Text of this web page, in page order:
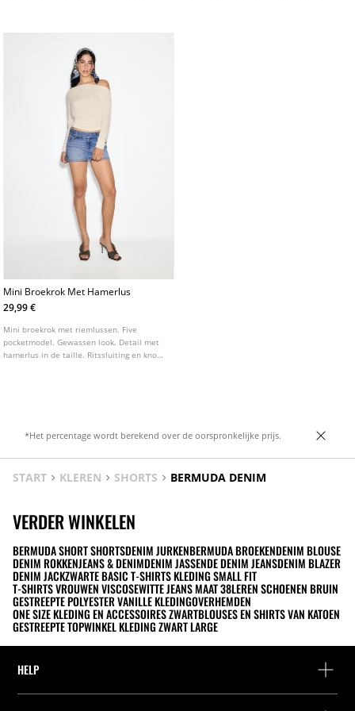
Mini Broekrok Met Hamerlus
29,99 €
Mini broekrok met riemlussen. Five
pocketmodel. Gewassen look. Detail met
hamerlus in de taille. Ritssluiting en knoop
*Het percentage wordt berekend over de oorspronkelijke prijs.
START KLEREN SHORTS BERMUDA DENIM
VERDER WINKELEN
BERMUDA SHORT SHORTSDENIM JURKENBERMUDA BROEKENDENIM BLOUSE
DENIM ROKKENJEANS & DENIMDENIM JASSENDE DENIM JEANSDENIM BLAZER
DENIM JACKZWARTE BASIC T-SHIRTS KLEDING SMALL FIT
T-SHIRTS VROUWEN VISCOSEWITTE JEANS MAAT 38LEREN SCHOENEN BRUIN
GESTREEPTE POLYESTER VANILLE KLEDINGOVERHEMDEN
ONE SIZE KLEDING EN ACCESSOIRES ZWARTBLOUSES EN SHIRTS VAN KATOEN
GESTREEPTE TOPWINKEL KLEDING ZWART LARGE
HELP